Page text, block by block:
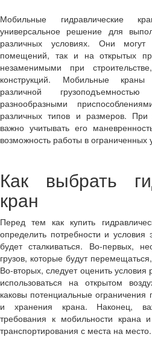
Мобильные гидравлические
универсальное решение для
различных условиях. Они
помещений, так и на открытых
незаменимыми при
конструкций. Мобильные краны
различной
разнообразными
различных типов и размеров. При
важно учитывать его
возможность работы в ограниченных
Как выбрать
кран
Перед тем как купить
определить потребности и условия
будет сталкиваться. Во-первых,
грузов, которые будут
Во-вторых, следует оценить
использоваться на открытом
каковы потенциальные ограничения
и хранения крана. Наконец,
требования к мобильности крана
транспортирования с места на место.